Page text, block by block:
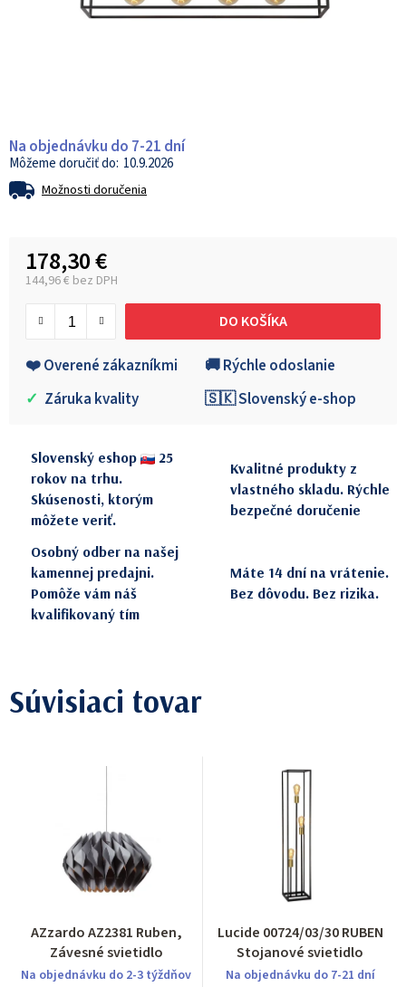
Na objednávku do 7-21 dní
10.9.2026
Možnosti doručenia
178,30 €
144,96 € bez DPH
DO KOŠÍKA
❤️ Overené zákazníkmi
🚚 Rýchle odoslanie
✓ Záruka kvality 🇸🇰 Slovenský e-shop
Slovenský eshop
25
rokov na trhu.
Skúsenosti, ktorým
môžete veriť.
Kvalitné produkty z
vlastného skladu. Rýchle
bezpečné doručenie
Osobný odber na našej
kamennej predajni.
Pomôže vám náš
kvalifikovaný tím
Máte 14 dní na vrátenie.
Bez dôvodu. Bez rizika.
Súvisiaci tovar
AZzardo AZ2381 Ruben,
Závesné svietidlo
Na objednávku do 2-3 týždňov
Lucide 00724/03/30 RUBEN
Stojanové svietidlo
Na objednávku do 7-21 dní